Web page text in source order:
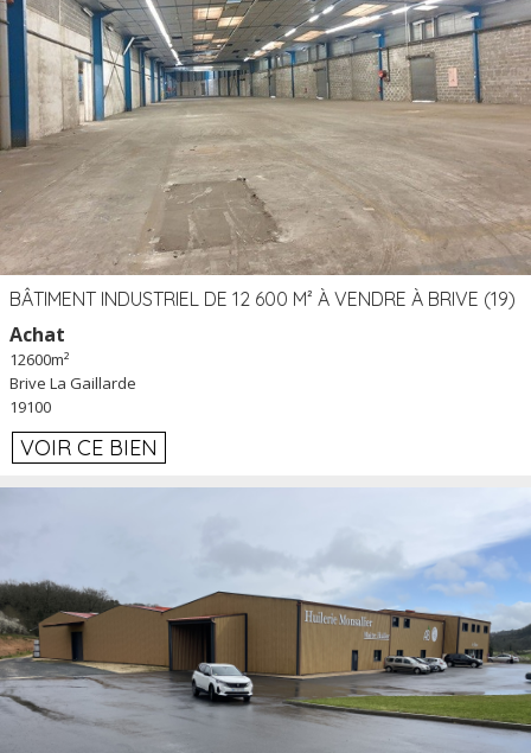
BÂTIMENT INDUSTRIEL DE 12 600 M² À VENDRE À BRIVE (19)
Achat
12600m²
Brive La Gaillarde
19100
VOIR CE BIEN